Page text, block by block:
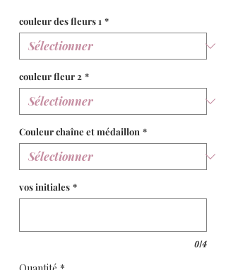
couleur des fleurs 1 *
couleur fleur 2 *
Couleur chaîne et médaillon *
vos initiales *
0/4